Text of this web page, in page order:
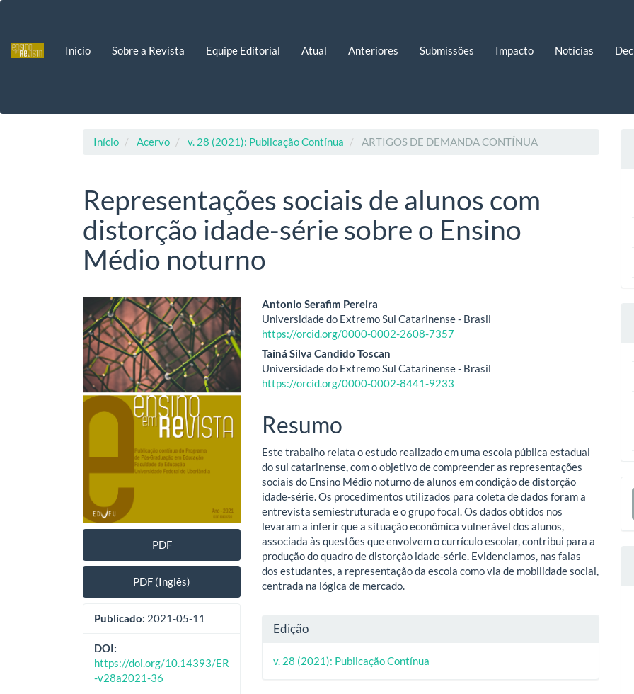
principalInício Sobre a Revista Equipe Editorial Atual Anteriores Submissões Impacto Notícias
Início Acervo v. 28 (2021): Publicação Contínua ARTIGOS DE DEMANDA CONTÍNUA
Representações sociais de alunos com
distorção idade-série sobre o Ensino
Médio noturno
Barra
lateral
de
artigos
PDF
PDF (Inglês)
Publicado: 2021-05-11
DOI:
https://doi.org/10.14393/ER
-v28a2021-36
Conteúdo
do
artigo
principal
Antonio Serafim Pereira
Universidade do Extremo Sul Catarinense - Brasil
https://orcid.org/0000-0002-2608-7357
Tainá Silva Candido Toscan
Universidade do Extremo Sul Catarinense - Brasil
https://orcid.org/0000-0002-8441-9233
Resumo
Este trabalho relata o estudo realizado em uma escola pública estadual
do sul catarinense, com o objetivo de compreender as representações
sociais do Ensino Médio noturno de alunos em condição de distorção
idade-série. Os procedimentos utilizados para coleta de dados foram a
entrevista semiestruturada e o grupo focal. Os dados obtidos nos
levaram a inferir que a situação econômica vulnerável dos alunos,
associada às questões que envolvem o currículo escolar, contribui para a
produção do quadro de distorção idade-série. Evidenciamos, nas falas
dos estudantes, a representação da escola como via de mobilidade social,
centrada na lógica de mercado.
Detalhes
do
artigo
Edição
v. 28 (2021): Publicação Contínua